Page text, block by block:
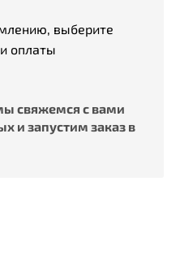
выберите
оплаты
свяжемся с вами
и запустим заказ в